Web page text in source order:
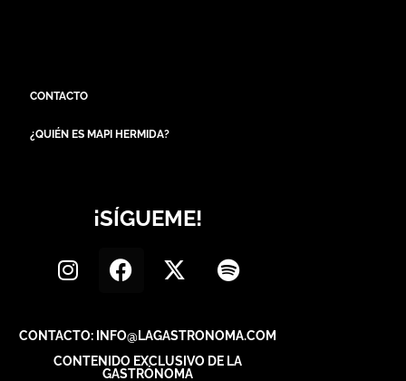
CONTACTO
¿QUIÉN ES MAPI HERMIDA?
¡SÍGUEME!
CONTACTO: INFO@LAGASTRONOMA.COM
CONTENIDO EXCLUSIVO DE LA
GASTRÓNOMA